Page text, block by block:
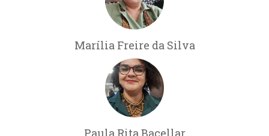
Marília Freire da Silva
Paula Rita Bacellar